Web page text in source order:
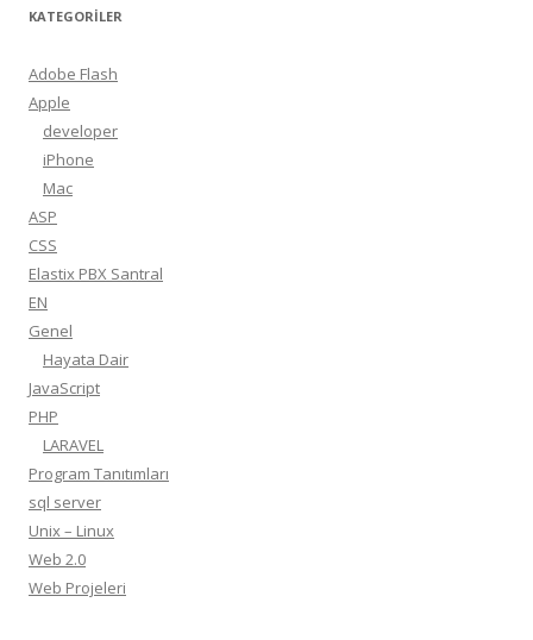
KATEGORILER
Adobe Flash
Apple
developer
iPhone
Mac
ASP
CSS
Elastix PBX Santral
EN
Genel
Hayata Dair
JavaScript
PHP
LARAVEL
Program Tanıtımları
sql server
Unix – Linux
Web 2.0
Web Projeleri